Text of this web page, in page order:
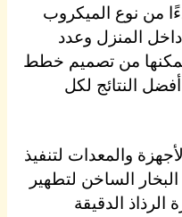
من نوع الميكروب
المنزل وعدد
يمكنها من تصميم خطط
النتائج لكل
والمعدات لتنفيذ
الساخن لتطهير
الدقيقة